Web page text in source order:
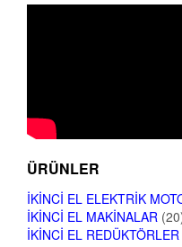
ÜRÜNLER
İKINCI EL ELEKTRIK
İKINCI EL MAKINALAR
İKINCI EL REDÜKTÖRLER